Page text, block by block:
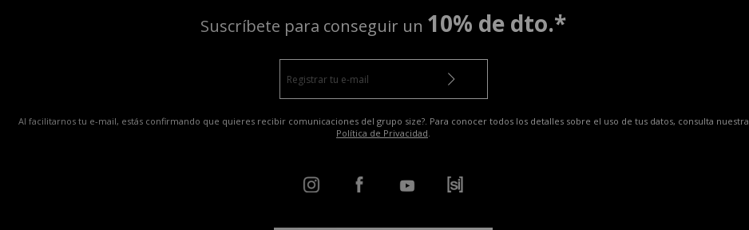
Suscríbete para conseguir un 10% de dto.*
Al facilitarnos tu e-mail, estás confirmando que quieres recibir comunicaciones del grupo size?. Para conocer todos los detalles sobre el uso de tus datos, consulta nuestra
Política de Privacidad.